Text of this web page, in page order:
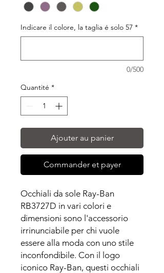
Indicare il colore, la taglia é solo 57 *
0/500
Quantité *
Ajouter au panier
Commander et payer
Occhiali da sole Ray-Ban
RB3727D in vari colori e
dimensioni sono l'accessorio
irrinunciabile per chi vuole
essere alla moda con uno stile
inconfondibile. Con il logo
iconico Ray-Ban, questi occhiali